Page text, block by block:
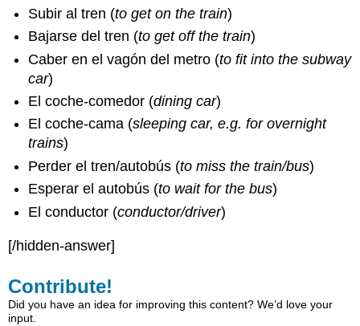
Subir al tren (to get on the train)
Bajarse del tren (to get off the train)
Caber en el vagón del metro (to fit into the subway
car)
El coche-comedor (dining car)
El coche-cama (sleeping car, e.g. for overnight
trains)
Perder el tren/autobús (to miss the train/bus)
Esperar el autobús (to wait for the bus)
El conductor (conductor/driver)
[/hidden-answer]
Contribute!
Did you have an idea for improving this content? We’d love your
input.